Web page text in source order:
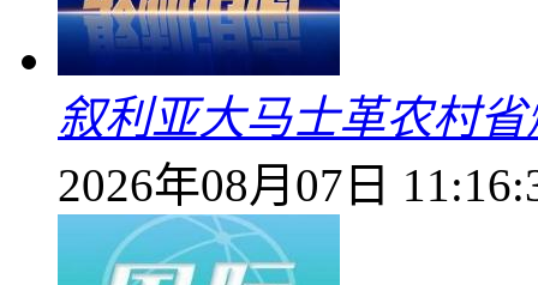
叙利亚大马士革农村
2026年08月07日